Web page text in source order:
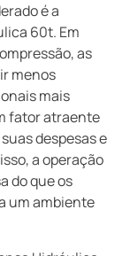
é a
60t. Em
as
menos
mais
fator atraente
despesas e
a operação
do que os
um ambiente